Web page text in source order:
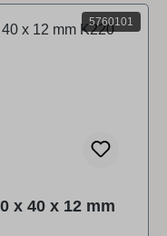
5760101
x 40 x 12 mm